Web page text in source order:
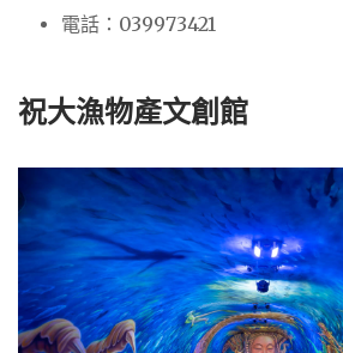
電話：039973421
祝大漁物產文創館